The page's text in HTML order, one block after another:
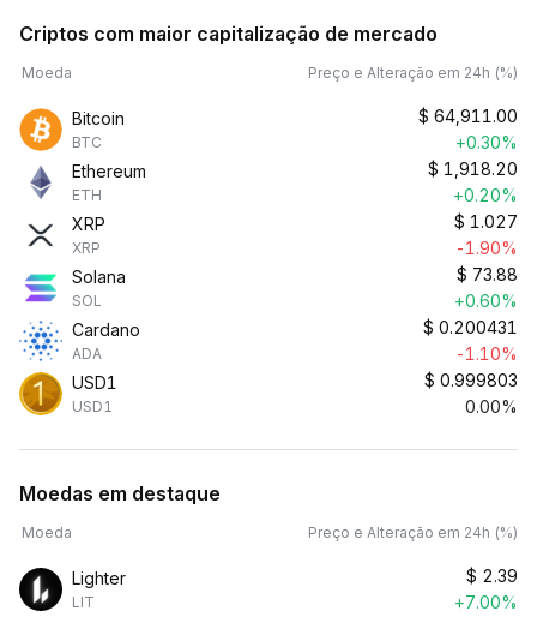
Criptos com maior capitalização de mercado
Moeda Preço e Alteração em 24h (%)
Bitcoin
BTC
$ 64,911.00
+0.30%
Ethereum
ETH
$ 1,918.20
+0.20%
XRP
XRP
$ 1.027
-1.90%
Solana
SOL
$ 73.88
+0.60%
Cardano
ADA
$ 0.200431
-1.10%
USD1
USD1
$ 0.999803
0.00%
Moedas em destaque
Moeda Preço e Alteração em 24h (%)
Lighter
LIT
$ 2.39
+7.00%